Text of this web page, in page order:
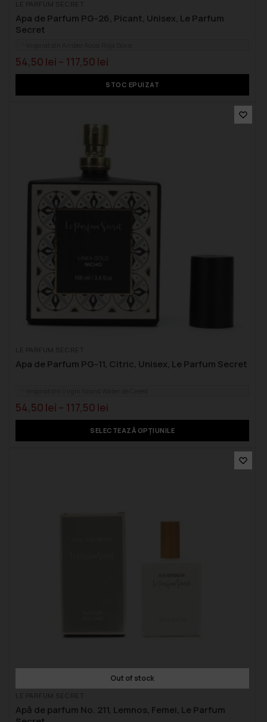
Apa de Parfum PG-26, Picant, Unisex, Le Parfum
Secret
54,50 lei – 117,50 lei
STOC EPUIZAT
Apa de Parfum PG-11, Citric, Unisex, Le Parfum Secret
54,50 lei – 117,50 lei
SELECTEAZĂ OPȚIUNILE
Out of stock
Apă de parfum No. 211, Lemnos, Femei, Le Parfum